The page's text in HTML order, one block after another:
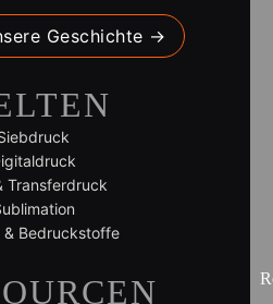
Geschichte →
Transferdruck
& Bedruckstoffe